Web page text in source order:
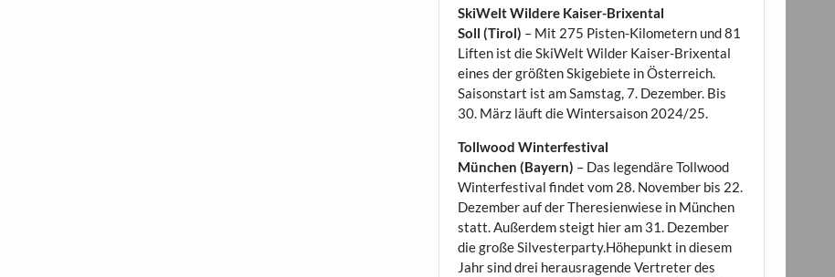
SkiWelt Wildere Kaiser-Brixental
Soll (Tirol) – Mit 275 Pisten-Kilometern und 81
Liften ist die SkiWelt Wilder Kaiser-Brixental
eines der größten Skigebiete in Österreich.
Saisonstart ist am Samstag, 7. Dezember. Bis
30. März läuft die Wintersaison 2024/25.
Tollwood Winterfestival
München (Bayern) – Das legendäre Tollwood
Winterfestival findet vom 28. November bis 22.
Dezember auf der Theresienwiese in München
statt. Außerdem steigt hier am 31. Dezember
die große Silvesterparty.Höhepunkt in diesem
Jahr sind drei herausragende Vertreter des